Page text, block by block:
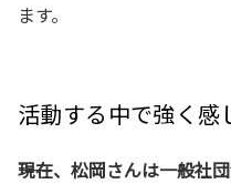
ます。
活動する中で強く感
――現在、松岡さんは一般